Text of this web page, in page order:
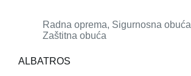
Radna oprema, Sigurnosna obuća
Zaštitna obuća
ALBATROS